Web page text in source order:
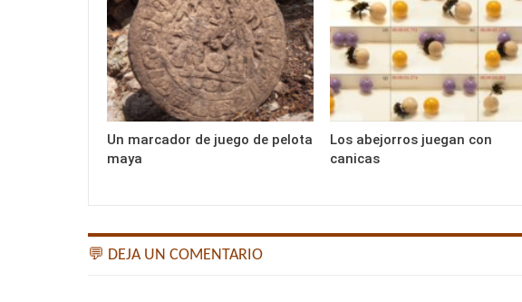
Un marcador de juego de pelota
maya
Los abejorros juegan con
canicas
💬 DEJA UN COMENTARIO